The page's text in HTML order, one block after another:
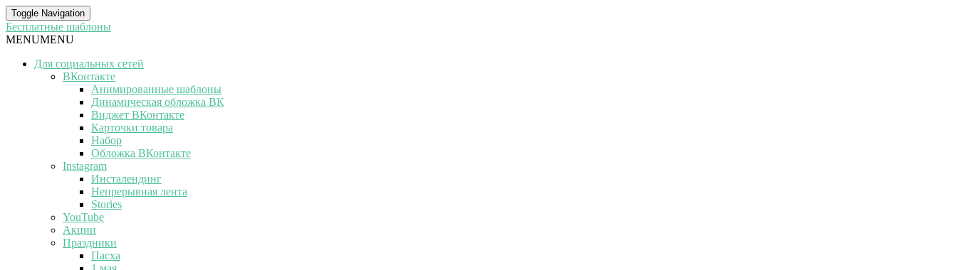
Toggle Navigation
Бесплатные шаблоны
MENUMENU
Для социальных сетей
ВКонтакте
Анимированные шаблоны
Динамическая обложка ВК
Виджет ВКонтакте
Карточки товара
Набор
Обложка ВКонтакте
Instagram
Инсталендинг
Непрерывная лента
Stories
YouTube
Акции
Праздники
Пасха